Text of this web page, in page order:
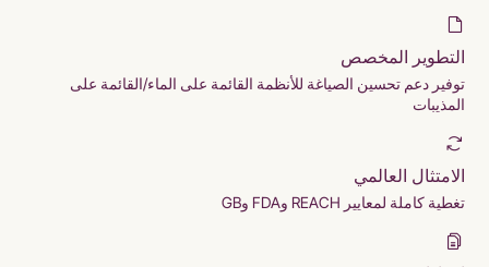
التطوير المخصص
توفير دعم تحسين الصياغة للأنظمة القائمة على الماء/القائمة على
المذيبات
الامتثال العالمي
تغطية كاملة لمعايير REACH وFDA وGB